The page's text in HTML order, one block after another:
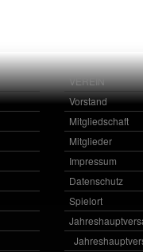
VEREIN
Vorstand
Mitgliedschaft
Mitglieder
Impressum
Datenschutz
Spielort